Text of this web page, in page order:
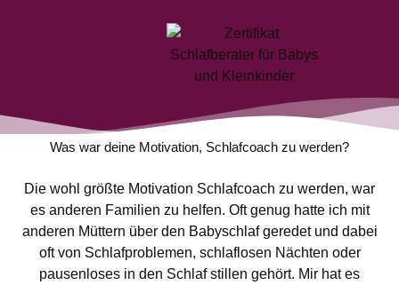
Was war deine Motivation, Schlafcoach zu werden?
Die wohl größte Motivation Schlafcoach zu werden, war
es anderen Familien zu helfen. Oft genug hatte ich mit
anderen Müttern über den Babyschlaf geredet und dabei
oft von Schlafproblemen, schlaflosen Nächten oder
pausenloses in den Schlaf stillen gehört. Mir hat es